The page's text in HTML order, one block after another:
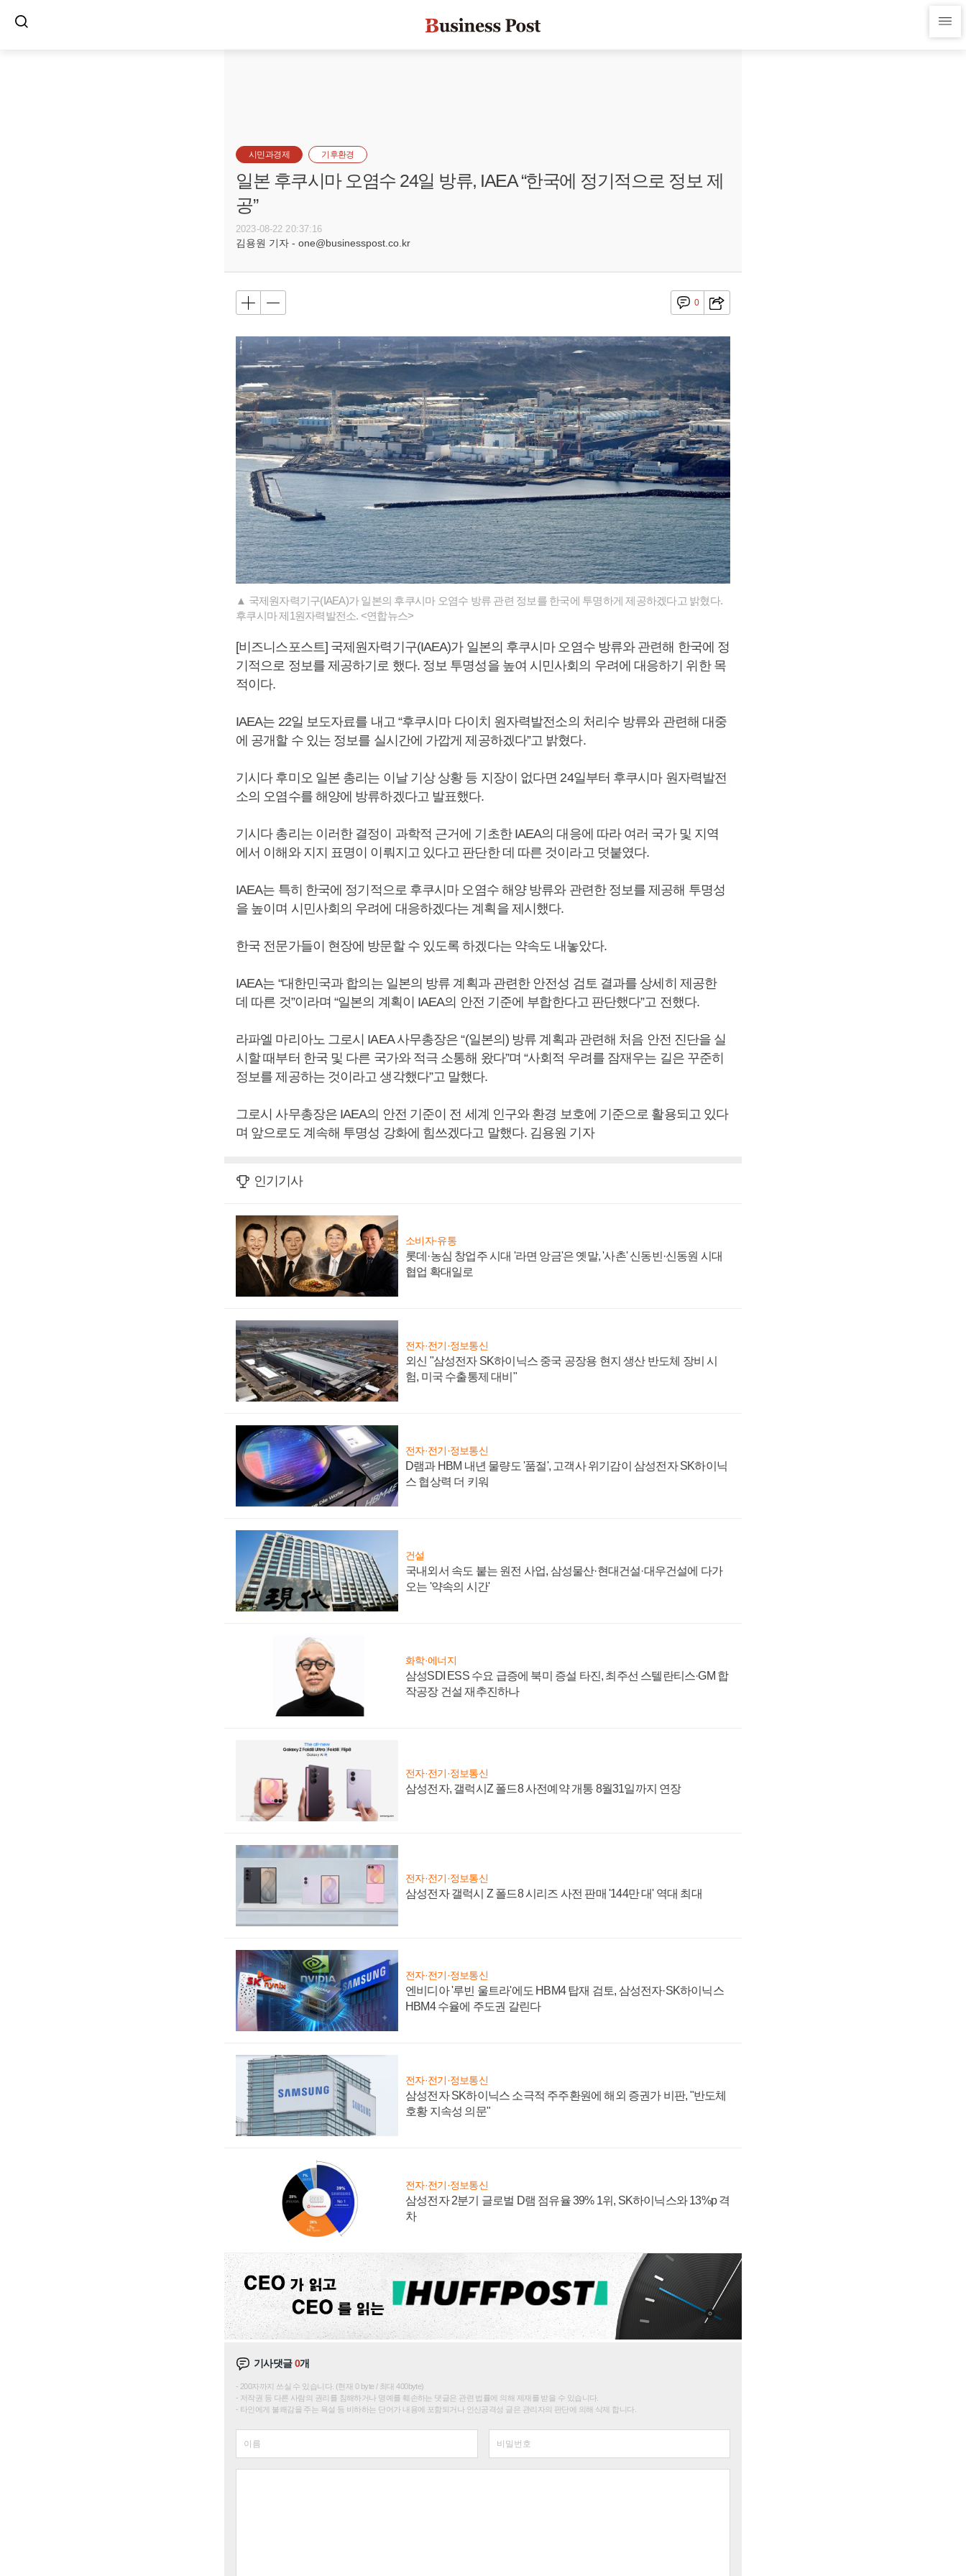
시민과경제 기후환경
일본 후쿠시마 오염수 24일 방류, IAEA “한국에 정기적으로 정보 제
공”
2023-08-22 20:37:16
김용원 기자 - one@businesspost.co.kr
0
▲ 국제원자력기구(IAEA)가 일본의 후쿠시마 오염수 방류 관련 정보를 한국에 투명하게 제공하겠다고 밝혔다.
후쿠시마 제1원자력발전소. <연합뉴스>
[비즈니스포스트] 국제원자력기구(IAEA)가 일본의 후쿠시마 오염수 방류와 관련해 한국에 정
기적으로 정보를 제공하기로 했다. 정보 투명성을 높여 시민사회의 우려에 대응하기 위한 목
적이다.
IAEA는 22일 보도자료를 내고 “후쿠시마 다이치 원자력발전소의 처리수 방류와 관련해 대중
에 공개할 수 있는 정보를 실시간에 가깝게 제공하겠다”고 밝혔다.
기시다 후미오 일본 총리는 이날 기상 상황 등 지장이 없다면 24일부터 후쿠시마 원자력발전
소의 오염수를 해양에 방류하겠다고 발표했다.
기시다 총리는 이러한 결정이 과학적 근거에 기초한 IAEA의 대응에 따라 여러 국가 및 지역
에서 이해와 지지 표명이 이뤄지고 있다고 판단한 데 따른 것이라고 덧붙였다.
IAEA는 특히 한국에 정기적으로 후쿠시마 오염수 해양 방류와 관련한 정보를 제공해 투명성
을 높이며 시민사회의 우려에 대응하겠다는 계획을 제시했다.
한국 전문가들이 현장에 방문할 수 있도록 하겠다는 약속도 내놓았다.
IAEA는 “대한민국과 합의는 일본의 방류 계획과 관련한 안전성 검토 결과를 상세히 제공한
데 따른 것”이라며 “일본의 계획이 IAEA의 안전 기준에 부합한다고 판단했다”고 전했다.
라파엘 마리아노 그로시 IAEA 사무총장은 “(일본의) 방류 계획과 관련해 처음 안전 진단을 실
시할 때부터 한국 및 다른 국가와 적극 소통해 왔다”며 “사회적 우려를 잠재우는 길은 꾸준히
정보를 제공하는 것이라고 생각했다”고 말했다.
그로시 사무총장은 IAEA의 안전 기준이 전 세계 인구와 환경 보호에 기준으로 활용되고 있다
며 앞으로도 계속해 투명성 강화에 힘쓰겠다고 말했다. 김용원 기자
인기기사
소비자·유통
롯데·농심 창업주 시대 '라면 앙금'은 옛말, '사촌' 신동빈·신동원 시대
협업 확대일로
전자·전기·정보통신
외신 "삼성전자 SK하이닉스 중국 공장용 현지 생산 반도체 장비 시
험, 미국 수출통제 대비"
전자·전기·정보통신
D램과 HBM 내년 물량도 '품절', 고객사 위기감이 삼성전자 SK하이닉
스 협상력 더 키워
건설
국내외서 속도 붙는 원전 사업, 삼성물산·현대건설·대우건설에 다가
오는 '약속의 시간'
화학·에너지
삼성SDI ESS 수요 급증에 북미 증설 타진, 최주선 스텔란티스·GM 합
작공장 건설 재추진하나
전자·전기·정보통신
삼성전자, 갤럭시Z 폴드8 사전예약 개통 8월31일까지 연장
전자·전기·정보통신
삼성전자 갤럭시 Z 폴드8 시리즈 사전 판매 '144만 대' 역대 최대
전자·전기·정보통신
엔비디아 '루빈 울트라'에도 HBM4 탑재 검토, 삼성전자·SK하이닉스
HBM4 수율에 주도권 갈린다
전자·전기·정보통신
삼성전자 SK하이닉스 소극적 주주환원에 해외 증권가 비판, "반도체
호황 지속성 의문"
전자·전기·정보통신
삼성전자 2분기 글로벌 D램 점유율 39% 1위, SK하이닉스와 13%p 격
차
기사댓글0개
200자까지 쓰실 수 있습니다. (현재 0 byte / 최대 400byte)
저작권 등 다른 사람의 권리를 침해하거나 명예를 훼손하는 댓글은 관련 법률에 의해 제재를 받을 수 있습니다.
타인에게 불쾌감을 주는 욕설 등 비하하는 단어가 내용에 포함되거나 인신공격성 글은 관리자의 판단에 의해 삭제 합니다.